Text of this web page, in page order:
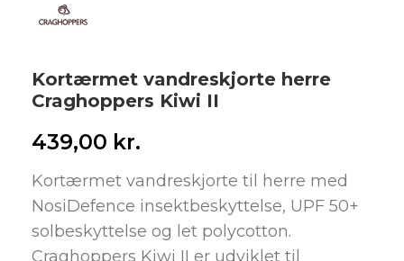
Kortærmet vandreskjorte herre
Craghoppers Kiwi II
439,00 kr.
Kortærmet vandreskjorte til herre med
NosiDefence insektbeskyttelse, UPF 50+
solbeskyttelse og let polycotton.
Craghoppers Kiwi II er udviklet til